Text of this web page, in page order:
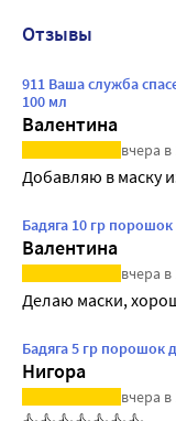
Отзывы
911 Ваша служба
100 мл
Валентина
вчера в
Добавляю в маску
Бадяга 10 гр порошок
Валентина
вчера в
Делаю маски,
Бадяга 5 гр порошок
Нигора
вчера в